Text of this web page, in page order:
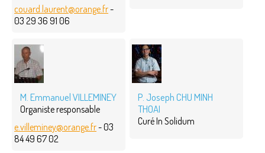
couard.laurent@orange.fr-
03 29 36 91 06
M. Emmanuel VILLEMINEY
Organiste responsable
e.villeminey@orange.fr- 03
84 49 67 02
P. Joseph CHU MINH
THOAI
Curé In Solidum